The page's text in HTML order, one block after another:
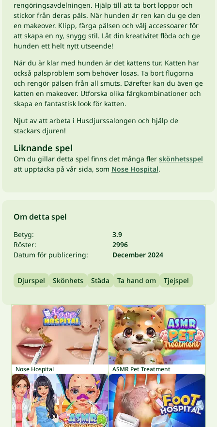
rengöringsavdelningen. Hjälp till att ta bort loppor och
stickor från deras päls. När hunden är ren kan du ge den
en makeover. Klipp, färga pälsen och välj accessoarer för
att skapa en ny, snygg stil. Låt din kreativitet flöda och ge
hunden ett helt nytt utseende!
När du är klar med hunden är det kattens tur. Katten har
också pälsproblem som behöver lösas. Ta bort flugorna
och rengör pälsen från all smuts. Därefter kan du även ge
katten en makeover. Utforska olika färgkombinationer och
skapa en fantastisk look för katten.
Njut av att arbeta i Husdjurssalongen och hjälp de
stackars djuren!
Liknande spel
Om du gillar detta spel finns det många fler skönhetsspel
att upptäcka på vår sida, som Nose Hospital.
Om detta spel
Betyg:
3.9
Röster:
2996
Datum för publicering:
December 2024
Djurspel Skönhets Städa Ta hand om Tjejspel
Nose Hospital ASMR Pet Treatment